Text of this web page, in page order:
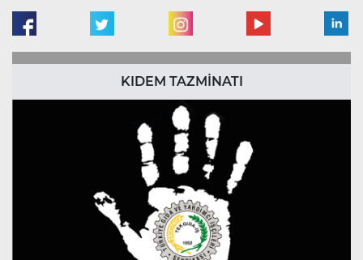
KIDEM TAZMİNATI